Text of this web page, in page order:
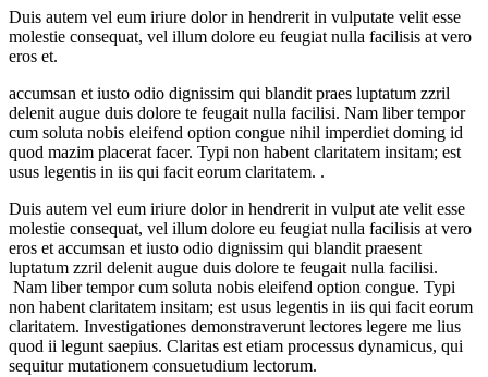
Duis autem vel eum iriure dolor in hendrerit in vulputate velit esse
molestie consequat, vel illum dolore eu feugiat nulla facilisis at vero
eros et.
accumsan et iusto odio dignissim qui blandit praes luptatum zzril
delenit augue duis dolore te feugait nulla facilisi. Nam liber tempor
cum soluta nobis eleifend option congue nihil imperdiet doming id
quod mazim placerat facer. Typi non habent claritatem insitam; est
usus legentis in iis qui facit eorum claritatem. .
Duis autem vel eum iriure dolor in hendrerit in vulput ate velit esse
molestie consequat, vel illum dolore eu feugiat nulla facilisis at vero
eros et accumsan et iusto odio dignissim qui blandit praesent
luptatum zzril delenit augue duis dolore te feugait nulla facilisi.
Nam liber tempor cum soluta nobis eleifend option congue. Typi
non habent claritatem insitam; est usus legentis in iis qui facit eorum
claritatem. Investigationes demonstraverunt lectores legere me lius
quod ii legunt saepius. Claritas est etiam processus dynamicus, qui
sequitur mutationem consuetudium lectorum.